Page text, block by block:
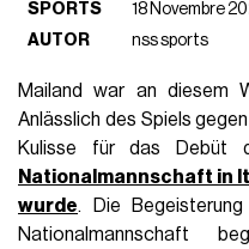
SPORTS
18 Novembre
AUTOR
nss sports
Mailand war an diesem
Anlässlich des Spiels gegen
Kulisse für das Debüt
Nationalmannschaft in
wurde. Die
Nationalmannschaft